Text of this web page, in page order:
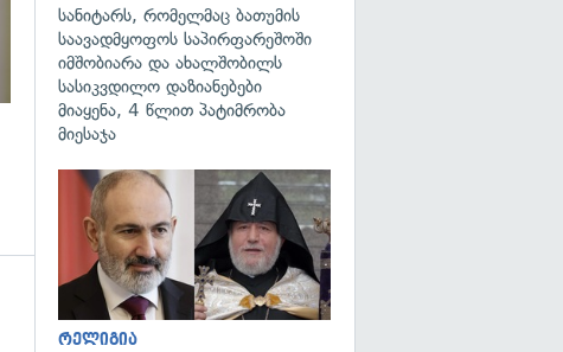
სანიტარს, რომელმაც ბათუმის
საავადმყოფოს საპირფარეშოში
იმშობიარა და ახალშობილს
სასიკვდილო დაზიანებები
მიაყენა, 4 წლით პატიმრობა
მიესაჯა
რელიგია